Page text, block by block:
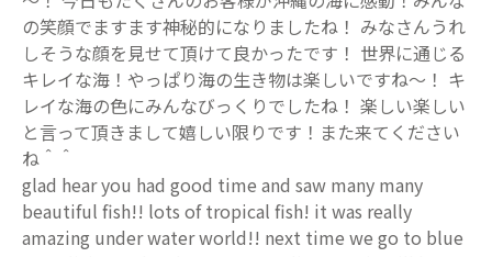
の笑顔でますます神秘的になりましたね！ みなさんうれ
しそうな顔を見せて頂けて良かったです！ 世界に通じる
キレイな海！やっぱり海の生き物は楽しいですね～！ キ
レイな海の色にみんなびっくりでしたね！ 楽しい楽しい
と言って頂きまして嬉しい限りです！また来てください
ね＾＾
glad hear you had good time and saw many many
beautiful fish!! lots of tropical fish! it was really
amazing under water world!! next time we go to blue